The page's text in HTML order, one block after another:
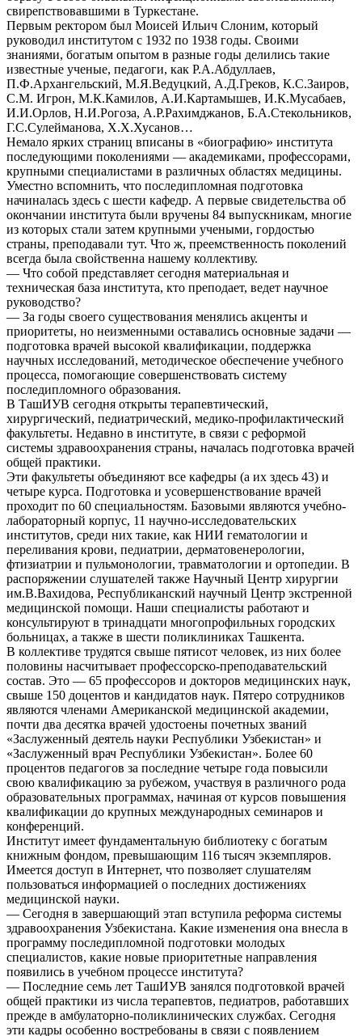
свирепствовавшими в Туркестане.
Первым ректором был Моисей Ильич Слоним, который
руководил институтом с 1932 по 1938 годы. Своими
знаниями, богатым опытом в разные годы делились такие
известные ученые, педагоги, как Р.А.Абдуллаев,
П.Ф.Архангельский, М.Я.Ведуцкий, А.Д.Греков, К.С.Заиров,
С.М. Игрон, М.К.Камилов, А.И.Картамышев, И.К.Мусабаев,
И.И.Орлов, Н.И.Рогоза, А.Р.Рахимджанов, Б.А.Стекольников,
Г.С.Сулейманова, Х.Х.Хусанов…
Немало ярких страниц вписаны в «биографию» института
последующими поколениями — академиками, профессорами,
крупными специалистами в различных областях медицины.
Уместно вспомнить, что последипломная подготовка
начиналась здесь с шести кафедр. А первые свидетельства об
окончании института были вручены 84 выпускникам, многие
из которых стали затем крупными учеными, гордостью
страны, преподавали тут. Что ж, преемственность поколений
всегда была свойственна нашему коллективу.
— Что собой представляет сегодня материальная и
техническая база института, кто преподает, ведет научное
руководство?
— За годы своего существования менялись акценты и
приоритеты, но неизменными оставались основные задачи —
подготовка врачей высокой квалификации, поддержка
научных исследований, методическое обеспечение учебного
процесса, помогающие совершенствовать систему
последипломного образования.
В ТашИУВ сегодня открыты терапевтический,
хирургический, педиатрический, медико-профилактический
факультеты. Недавно в институте, в связи с реформой
системы здравоохранения страны, началась подготовка врачей
общей практики.
Эти факультеты объединяют все кафедры (а их здесь 43) и
четыре курса. Подготовка и усовершенствование врачей
проходит по 60 специальностям. Базовыми являются учебно-
лабораторный корпус, 11 научно-исследовательских
институтов, среди них такие, как НИИ гематологии и
переливания крови, педиатрии, дерматовенерологии,
фтизиатрии и пульмонологии, травматологии и ортопедии. В
распоряжении слушателей также Научный Центр хирургии
им.В.Вахидова, Республиканский научный Центр экстренной
медицинской помощи. Наши специалисты работают и
консультируют в тринадцати многопрофильных городских
больницах, а также в шести поликлиниках Ташкента.
В коллективе трудятся свыше пятисот человек, из них более
половины насчитывает профессорско-преподавательский
состав. Это — 65 профессоров и докторов медицинских наук,
свыше 150 доцентов и кандидатов наук. Пятеро сотрудников
являются членами Американской медицинской академии,
почти два десятка врачей удостоены почетных званий
«Заслуженный деятель науки Республики Узбекистан» и
«Заслуженный врач Республики Узбекистан». Более 60
процентов педагогов за последние четыре года повысили
свою квалификацию за рубежом, участвуя в различного рода
образовательных программах, начиная от курсов повышения
квалификации до крупных международных семинаров и
конференций.
Институт имеет фундаментальную библиотеку с богатым
книжным фондом, превышающим 116 тысяч экземпляров.
Имеется доступ в Интернет, что позволяет слушателям
пользоваться информацией о последних достижениях
медицинской науки.
— Сегодня в завершающий этап вступила реформа системы
здравоохранения Узбекистана. Какие изменения она внесла в
программу последипломной подготовки молодых
специалистов, какие новые приоритетные направления
появились в учебном процессе института?
— Последние семь лет ТашИУВ занялся подготовкой врачей
общей практики из числа терапевтов, педиатров, работавших
прежде в амбулаторно-поликлинических службах. Сегодня
эти кадры особенно востребованы в связи с появлением